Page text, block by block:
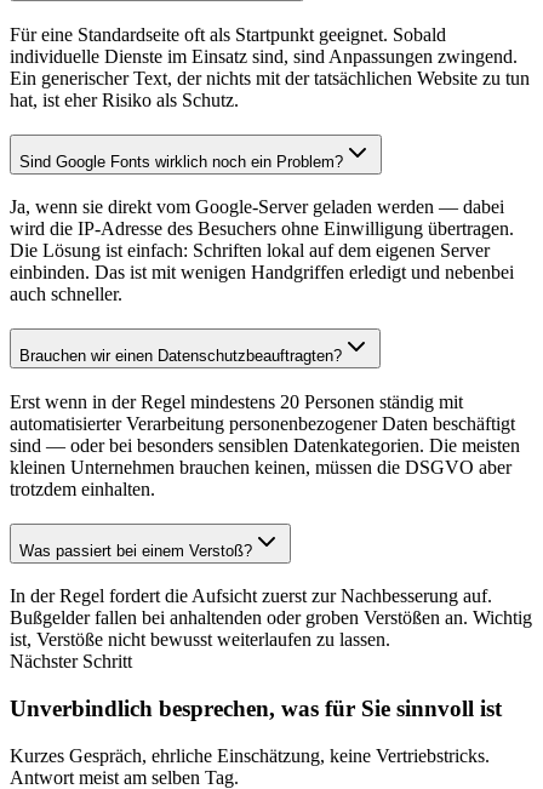
Für eine Standardseite oft als Startpunkt geeignet. Sobald
individuelle Dienste im Einsatz sind, sind Anpassungen zwingend.
Ein generischer Text, der nichts mit der tatsächlichen Website zu tun
hat, ist eher Risiko als Schutz.
Sind Google Fonts wirklich noch ein Problem?
Ja, wenn sie direkt vom Google-Server geladen werden — dabei
wird die IP-Adresse des Besuchers ohne Einwilligung übertragen.
Die Lösung ist einfach: Schriften lokal auf dem eigenen Server
einbinden. Das ist mit wenigen Handgriffen erledigt und nebenbei
auch schneller.
Brauchen wir einen Datenschutzbeauftragten?
Erst wenn in der Regel mindestens 20 Personen ständig mit
automatisierter Verarbeitung personenbezogener Daten beschäftigt
sind — oder bei besonders sensiblen Datenkategorien. Die meisten
kleinen Unternehmen brauchen keinen, müssen die DSGVO aber
trotzdem einhalten.
Was passiert bei einem Verstoß?
In der Regel fordert die Aufsicht zuerst zur Nachbesserung auf.
Bußgelder fallen bei anhaltenden oder groben Verstößen an. Wichtig
ist, Verstöße nicht bewusst weiterlaufen zu lassen.
Nächster Schritt
Unverbindlich besprechen, was für Sie sinnvoll ist
Kurzes Gespräch, ehrliche Einschätzung, keine Vertriebstricks.
Antwort meist am selben Tag.